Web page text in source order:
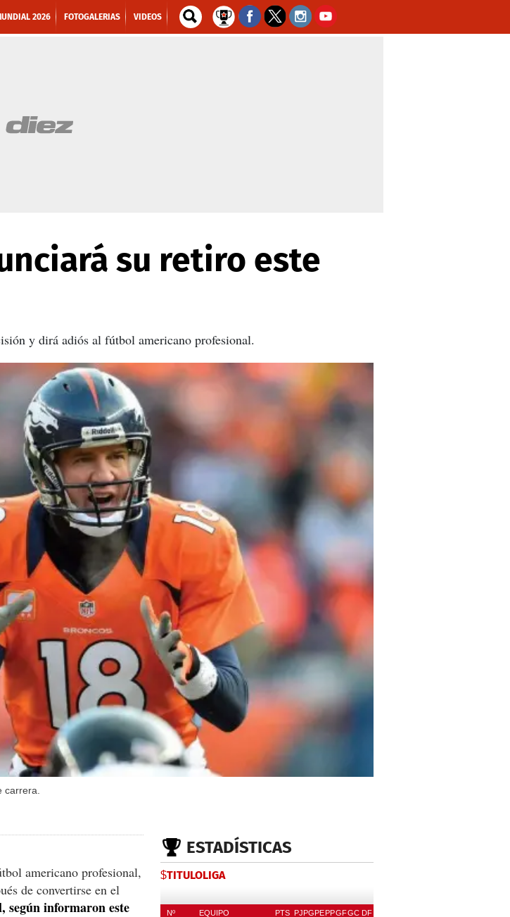
2026 FOTOGALERIAS VIDEOS
su retiro este
y dirá adiós al fútbol americano profesional.
americano profesional,
de convertirse en el
según informaron este
ESTADÍSTICAS
$TITULOLIGA